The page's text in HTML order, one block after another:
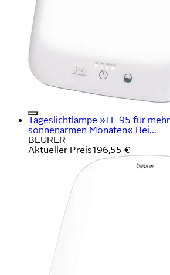
Tageslichtlampe »TL 95 für
sonnenarmen Monaten« Bei...
BEURER
Aktueller Preis196,55 €